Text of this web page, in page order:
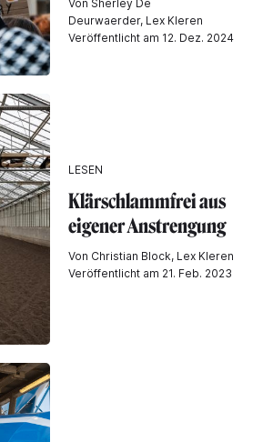
Von Sherley De
Deurwaerder, Lex Kleren
Veröffentlicht am 12. Dez. 2024
LESEN
Klärschlammfrei aus
eigener Anstrengung
Von Christian Block, Lex Kleren
Veröffentlicht am 21. Feb. 2023